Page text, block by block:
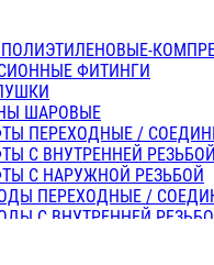
OASIS
ФИТИНГИ
ШАРОВЫЕ
ПЕРЕХОДНЫЕ /
С ВНУТРЕННЕЙ РЕЗЬБОЙ
С НАРУЖНОЙ РЕЗЬБОЙ
ПЕРЕХОДНЫЕ /
С ВНУТРЕННЕЙ
С НАРУЖНОЙ РЕЗЬБОЙ